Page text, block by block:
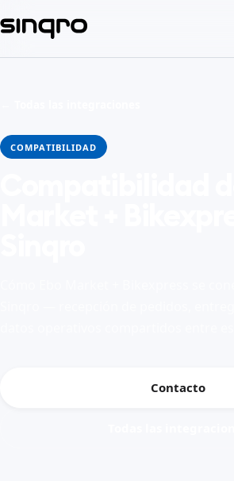
COMPATIBILIDAD
Contacto